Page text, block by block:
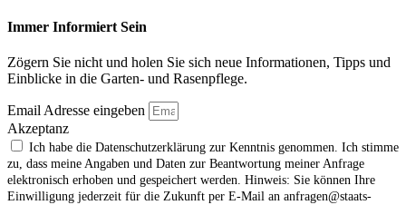
Immer Informiert Sein
Zögern Sie nicht und holen Sie sich neue Informationen, Tipps und
Einblicke in die Garten- und Rasenpflege.
Email Adresse eingeben
Akzeptanz
Ich habe die Datenschutzerklärung zur Kenntnis genommen. Ich stimme
zu, dass meine Angaben und Daten zur Beantwortung meiner Anfrage
elektronisch erhoben und gespeichert werden. Hinweis: Sie können Ihre
Einwilligung jederzeit für die Zukunft per E‑Mail an anfragen@staats-